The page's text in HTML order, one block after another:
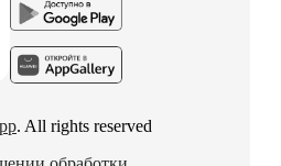
. All rights reserved